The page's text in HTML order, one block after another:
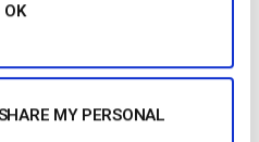
OK
MY PERSONAL
per fornire contenuti
spettatori, di aumentare la
preziose informazioni e analisi,